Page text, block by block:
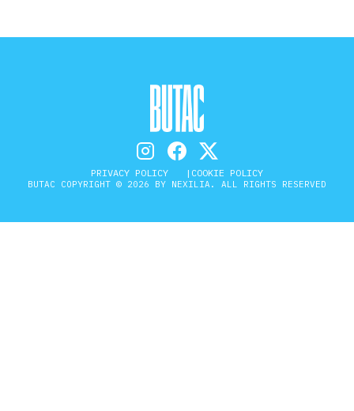
PRIVACY POLICY COOKIE POLICY
BUTAC COPYRIGHT © 2026 BY NEXILIA. ALL RIGHTS RESERVED